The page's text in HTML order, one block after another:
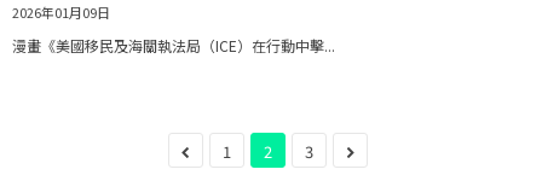
2026年01月09日
漫畫《美國移民及海關執法局（ICE）在行動中擊...
1 2 3